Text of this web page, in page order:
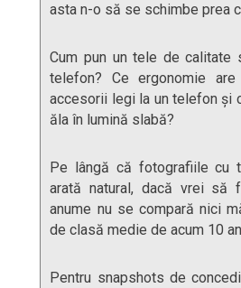
asta n-o să se schimbe prea
Cum pun un tele de calitate
telefon? Ce ergonomie
accesorii legi la un telefon și
ăla în lumină slabă?
Pe lângă că fotografiile cu
arată natural, dacă vrei să
anume nu se compară nici
de clasă medie de acum 10
Pentru snapshots de